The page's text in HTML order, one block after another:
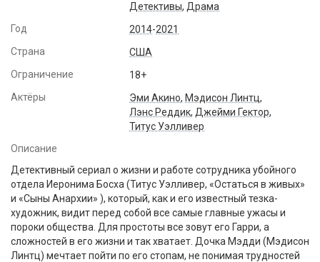
Детективы, Драма
Год
2014-2021
Страна
США
Ограничение
18+
Актёры
Эми Акино, Мэдисон Линтц,
Лэнс Реддик, Джейми Гектор,
Титус Уэлливер
Описание
Детективный сериал о жизни и работе сотрудника убойного
отдела Иеронима Босха (Титус Уэлливер, «Остаться в живых»
и «Сыны Анархии» ), который, как и его известный тезка-
художник, видит перед собой все самые главные ужасы и
пороки общества. Для простоты все зовут его Гарри, а
сложностей в его жизни и так хватает. Дочка Мэдди (Мэдисон
Линтц) мечтает пойти по его стопам, не понимая трудностей